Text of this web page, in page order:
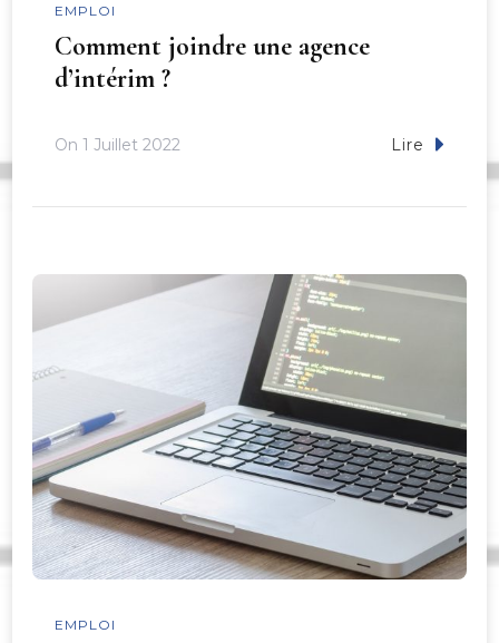
EMPLOI
Comment joindre une agence
d’intérim ?
On 1 Juillet 2022 Lire
EMPLOI